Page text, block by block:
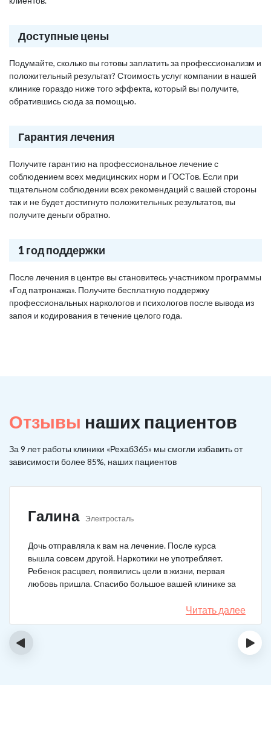
Доступные цены
Подумайте, сколько вы готовы заплатить за профессионализм и
положительный результат? Стоимость услуг компании в нашей
клинике гораздо ниже того эффекта, который вы получите,
обратившись сюда за помощью.
Гарантия лечения
Получите гарантию на профессиональное лечение с
соблюдением всех медицинских норм и ГОСТов. Если при
тщательном соблюдении всех рекомендаций с вашей стороны
так и не будет достигнуто положительных результатов, вы
получите деньги обратно.
1 год поддержки
После лечения в центре вы становитесь участником программы
«Год патронажа». Получите бесплатную поддержку
профессиональных наркологов и психологов после вывода из
запоя и кодирования в течение целого года.
Отзывы наших пациентов
За 9 лет работы клиники «Рехаб365» мы смогли избавить от
зависимости более 85%, наших пациентов
Галина Электросталь
Дочь отправляла к вам на лечение. После курса
вышла совсем другой. Наркотики не употребляет.
Ребенок расцвел, появились цели в жизни, первая
любовь пришла. Спасибо большое вашей клинике за
Читать далее
‹ ›